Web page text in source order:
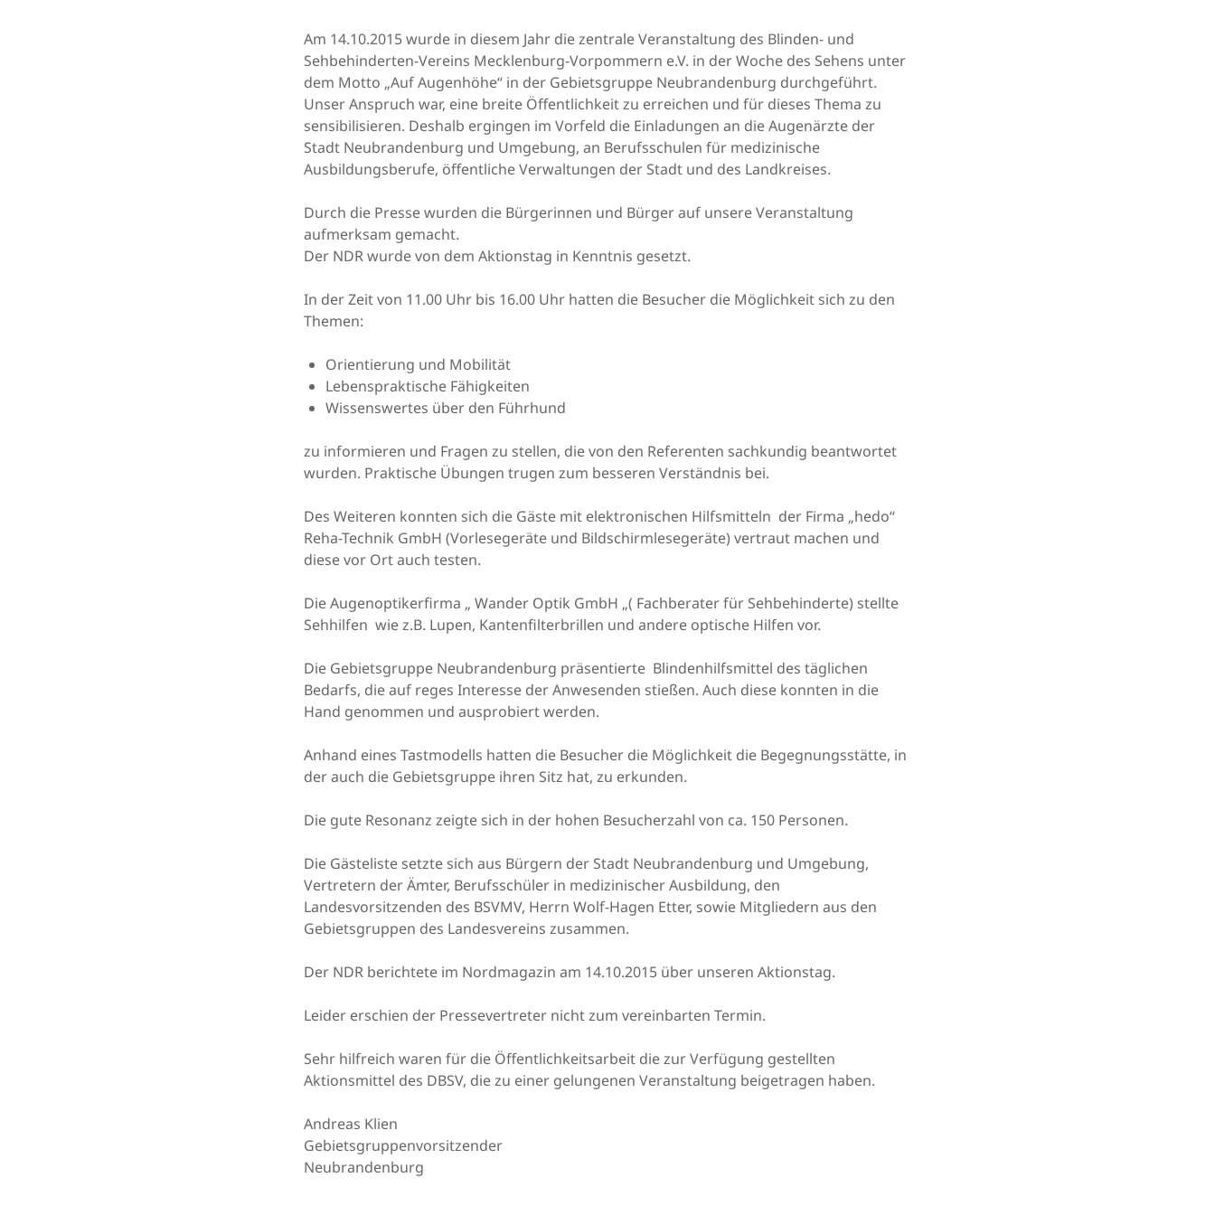
Am 14.10.2015 wurde in diesem Jahr die zentrale Veranstaltung des Blinden- und
Sehbehinderten-Vereins Mecklenburg-Vorpommern e.V. in der Woche des Sehens unter
dem Motto „Auf Augenhöhe“ in der Gebietsgruppe Neubrandenburg durchgeführt.
Unser Anspruch war, eine breite Öffentlichkeit zu erreichen und für dieses Thema zu
sensibilisieren. Deshalb ergingen im Vorfeld die Einladungen an die Augenärzte der
Stadt Neubrandenburg und Umgebung, an Berufsschulen für medizinische
Ausbildungsberufe, öffentliche Verwaltungen der Stadt und des Landkreises.
Durch die Presse wurden die Bürgerinnen und Bürger auf unsere Veranstaltung
aufmerksam gemacht.
Der NDR wurde von dem Aktionstag in Kenntnis gesetzt.
In der Zeit von 11.00 Uhr bis 16.00 Uhr hatten die Besucher die Möglichkeit sich zu den
Themen:
Orientierung und Mobilität
Lebenspraktische Fähigkeiten
Wissenswertes über den Führhund
zu informieren und Fragen zu stellen, die von den Referenten sachkundig beantwortet
wurden. Praktische Übungen trugen zum besseren Verständnis bei.
Des Weiteren konnten sich die Gäste mit elektronischen Hilfsmitteln der Firma „hedo“
Reha-Technik GmbH (Vorlesegeräte und Bildschirmlesegeräte) vertraut machen und
diese vor Ort auch testen.
Die Augenoptikerfirma „ Wander Optik GmbH „( Fachberater für Sehbehinderte) stellte
Sehhilfen wie z.B. Lupen, Kantenfilterbrillen und andere optische Hilfen vor.
Die Gebietsgruppe Neubrandenburg präsentierte Blindenhilfsmittel des täglichen
Bedarfs, die auf reges Interesse der Anwesenden stießen. Auch diese konnten in die
Hand genommen und ausprobiert werden.
Anhand eines Tastmodells hatten die Besucher die Möglichkeit die Begegnungsstätte, in
der auch die Gebietsgruppe ihren Sitz hat, zu erkunden.
Die gute Resonanz zeigte sich in der hohen Besucherzahl von ca. 150 Personen.
Die Gästeliste setzte sich aus Bürgern der Stadt Neubrandenburg und Umgebung,
Vertretern der Ämter, Berufsschüler in medizinischer Ausbildung, den
Landesvorsitzenden des BSVMV, Herrn Wolf-Hagen Etter, sowie Mitgliedern aus den
Gebietsgruppen des Landesvereins zusammen.
Der NDR berichtete im Nordmagazin am 14.10.2015 über unseren Aktionstag.
Leider erschien der Pressevertreter nicht zum vereinbarten Termin.
Sehr hilfreich waren für die Öffentlichkeitsarbeit die zur Verfügung gestellten
Aktionsmittel des DBSV, die zu einer gelungenen Veranstaltung beigetragen haben.
Andreas Klien
Gebietsgruppenvorsitzender
Neubrandenburg